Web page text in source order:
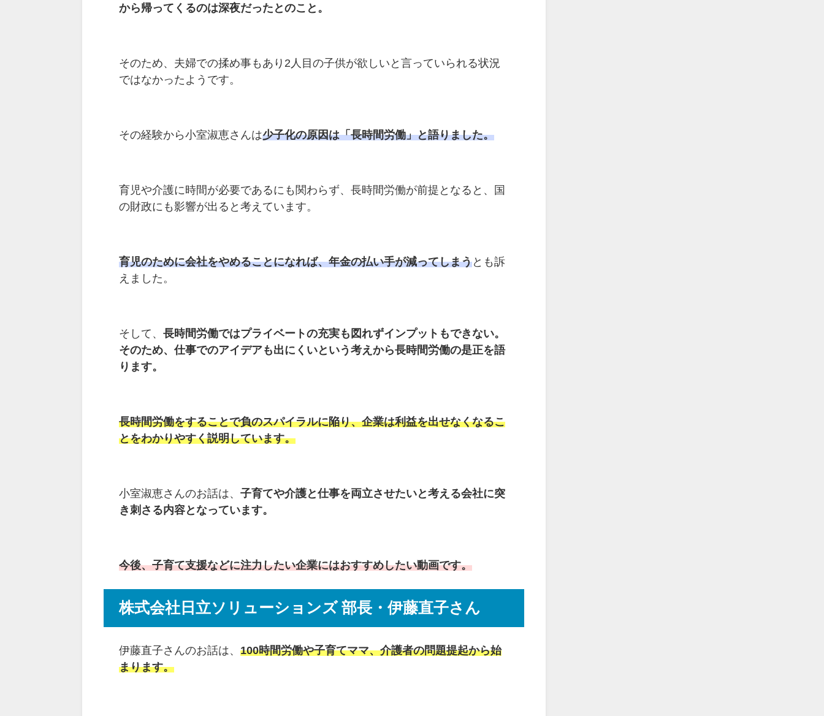
から帰ってくるのは深夜だったとのこと。
そのため、夫婦での揉め事もあり 2 人目の子供が欲しいと言っていられる状況
ではなかったようです。
その経験から小室淑恵さんは少子化の原因は「長時間労働」と語りました。
育児や介護に時間が必要であるにも関わらず、長時間労働が前提となると、国
の財政にも影響が出ると考えています。
育児のために会社をやめることになれば、年金の払い手が減ってしまうとも訴
えました。
そして、長時間労働ではプライベートの充実も図れずインプットもできない。
そのため、仕事でのアイデアも出にくいという考えから長時間労働の是正を語
ります。
長時間労働をすることで負のスパイラルに陥り、企業は利益を出せなくなるこ
とをわかりやすく説明しています。
小室淑恵さんのお話は、子育てや介護と仕事を両立させたいと考える会社に突
き刺さる内容となっています。
今後、子育て支援などに注力したい企業にはおすすめしたい動画です。
株式会社日立ソリューションズ 部長・伊藤直子さん
伊藤直子さんのお話は、100時間労働や子育てママ、介護者の問題提起から始
まります。